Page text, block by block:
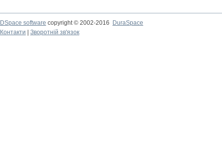
DSpace software copyright © 2002-2016
DuraSpace
Контакти
Зворотній зв'язок